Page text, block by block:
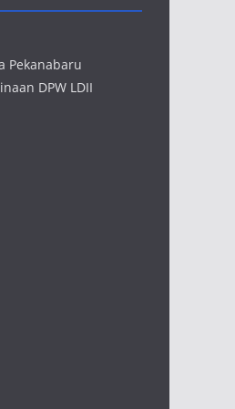
Pekanabaru
DPW LDII